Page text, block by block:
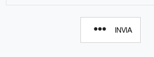
INVIA